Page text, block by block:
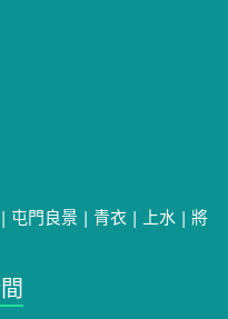
| 屯門良景 | 青衣 | 上水 | 將